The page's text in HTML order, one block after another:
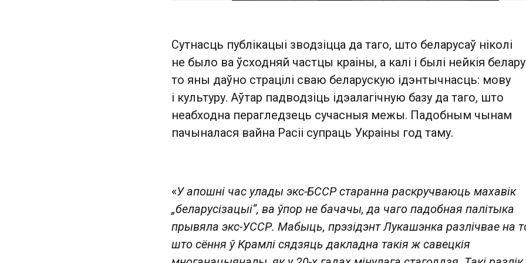
Сутнасць публікацыі зводзіцца да таго, што беларусаў ніколі
не было ва ўсходняй частцы краіны, а калі і былі нейкія
то яны даўно страцілі сваю беларускую ідэнтычнасць: мову
і культуру. Аўтар падводзіць ідэалагічную базу да таго, што
неабходна перагледзець сучасныя межы. Падобным чынам
пачыналася вайна Расіі супраць Украіны год таму.
«У апошні час улады экс-БССР старанна раскручваюць махавік
„беларусізацыі“, ва ўпор не бачачы, да чаго падобная палітыка
прывяла экс-УССР. Мабыць, прэзідэнт Лукашэнка разлічвае на
што сёння ў Крамлі сядзяць дакладна такія ж савецкія